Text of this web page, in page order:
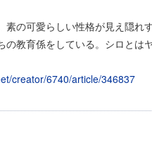
素の可愛らしい性格が見え隠れ
の教育係をしている。シロとは
creator/6740/article/346837